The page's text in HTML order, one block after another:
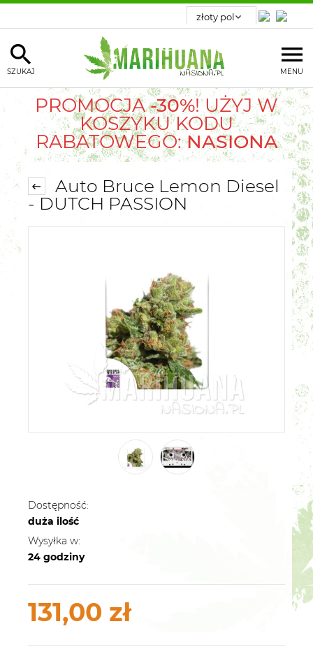
MENU
SZUKAJ
PROMOCJA-30%! UŻYJ W
KOSZYKU KODU
RABATOWEGO:NASIONA
Auto Bruce Lemon Diesel
- DUTCH PASSION
Dostępność:
duża ilość
Wysyłka w:
24 godziny
131,00 zł